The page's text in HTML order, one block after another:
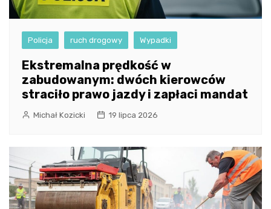
Policja ruch drogowy Wypadki
Ekstremalna prędkość w
zabudowanym: dwóch kierowców
straciło prawo jazdy i zapłaci mandat
Michał Kozicki 19 lipca 2026